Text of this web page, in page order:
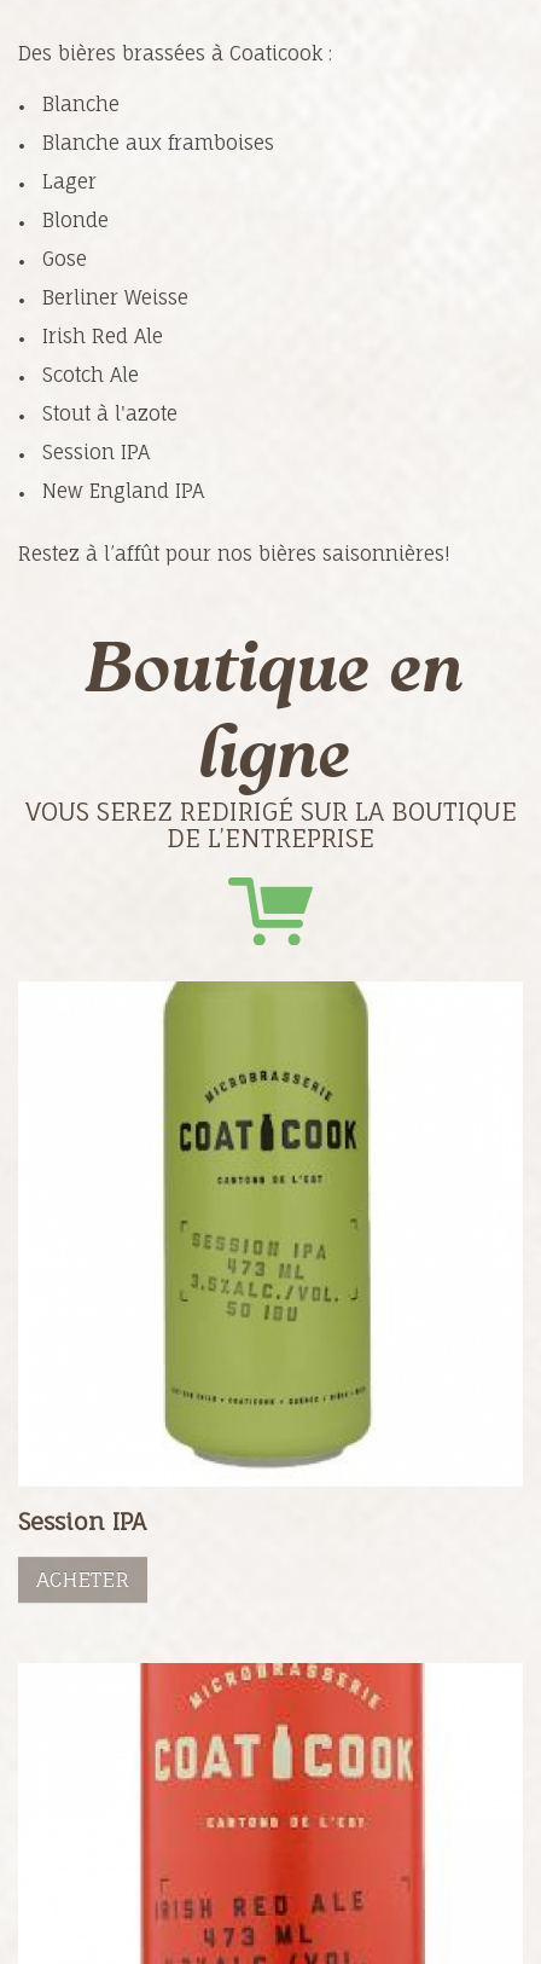
Des bières brassées à Coaticook :
Blanche
Blanche aux framboises
Lager
Blonde
Gose
Berliner Weisse
Irish Red Ale
Scotch Ale
Stout à l'azote
Session IPA
New England IPA
Restez à l’affût pour nos bières saisonnières!
Boutique en
ligne
VOUS SEREZ REDIRIGÉ SUR LA BOUTIQUE
DE L’ENTREPRISE
Session IPA
ACHETER